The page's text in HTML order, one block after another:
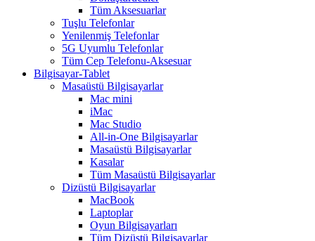
Tüm Aksesuarlar
Tuşlu Telefonlar
Yenilenmiş Telefonlar
5G Uyumlu Telefonlar
Tüm Cep Telefonu-Aksesuar
Bilgisayar-Tablet
Masaüstü Bilgisayarlar
Mac mini
iMac
Mac Studio
All-in-One Bilgisayarlar
Masaüstü Bilgisayarlar
Kasalar
Tüm Masaüstü Bilgisayarlar
Dizüstü Bilgisayarlar
MacBook
Laptoplar
Oyun Bilgisayarları
Tüm Dizüstü Bilgisayarlar